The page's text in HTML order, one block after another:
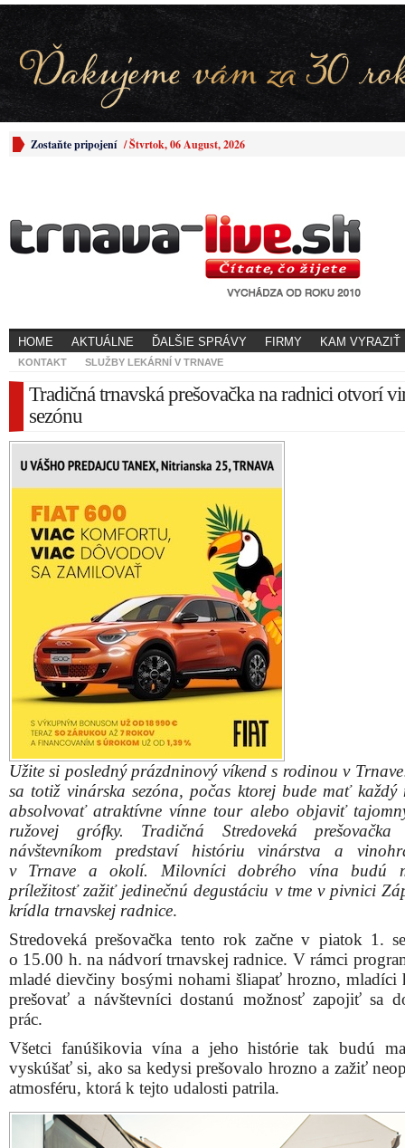
Zostaňte pripojení /Štvrtok, 06 August, 2026
HOME AKTUÁLNE ĎALŠIE SPRÁVY FIRMY KAM VYRAZIŤ
KONTAKT SLUŽBY LEKÁRNÍ V TRNAVE
Tradičná trnavská prešovačka na radnici otvorí
sezónu
Užite si posledný prázdninový víkend s rodinou v
sa totiž vinárska sezóna, počas ktorej bude mať každý
absolvovať atraktívne vínne tour alebo objaviť
ružovej grófky. Tradičná Stredoveká prešovačka
návštevníkom predstaví históriu vinárstva a
v Trnave a okolí. Milovníci dobrého vína budú
príležitosť zažiť jedinečnú degustáciu v tme v pivnici
krídla trnavskej radnice.
Stredoveká prešovačka tento rok začne v piatok 1.
o 15.00 h. na nádvorí trnavskej radnice. V rámci
mladé dievčiny bosými nohami šliapať hrozno, mladíci
prešovať a návštevníci dostanú možnosť zapojiť sa
prác.
Všetci fanúšikovia vína a jeho histórie tak budú
vyskúšať si, ako sa kedysi prešovalo hrozno a zažiť
atmosféru, ktorá k tejto udalosti patrila.